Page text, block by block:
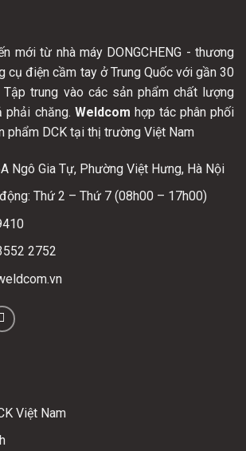
mới từ nhà máy DONGCHENG - thương
cụ điện cầm tay ở Trung Quốc với gần 30
Tập trung vào các sản phẩm chất lượng
phải chăng. Weldcom hợp tác phân phối
phẩm DCK tại thị trường Việt Nam
Ngô Gia Tự, Phường Việt Hưng, Hà Nội
Thứ 2 – Thứ 7 (08h00 – 17h00)
2752
Việt Nam